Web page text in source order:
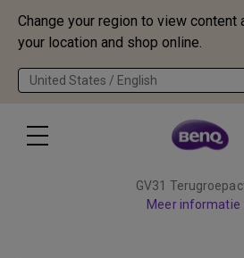
Change your region to view content
your location and shop online.
United States / English
GV31
Meer informatie